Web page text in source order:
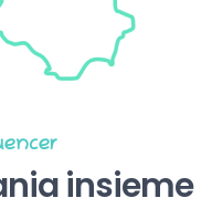
insieme